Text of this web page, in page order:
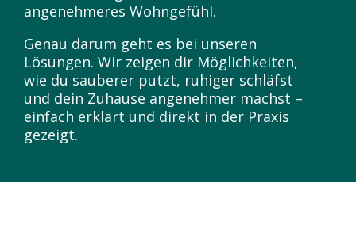
angenehmeres Wohngefühl.
Genau darum geht es bei unseren
Lösungen. Wir zeigen dir Möglichkeiten,
wie du sauberer putzt, ruhiger schläfst
und dein Zuhause angenehmer machst –
einfach erklärt und direkt in der Praxis
gezeigt.